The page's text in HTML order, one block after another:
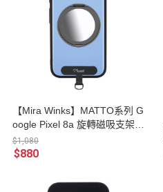
【Mira Winks】MATTO系列 G
oogle Pixel 8a 旋轉磁吸支架
+掛片 鏡面版保護殼
$1,080
$880